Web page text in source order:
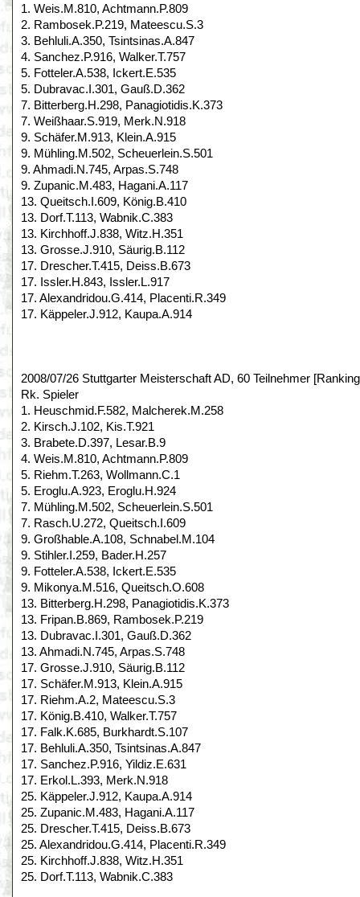
1. Weis.M.810, Achtmann.P.809
2. Rambosek.P.219, Mateescu.S.3
3. Behluli.A.350, Tsintsinas.A.847
4. Sanchez.P.916, Walker.T.757
5. Fotteler.A.538, Ickert.E.535
5. Dubravac.I.301, Gauß.D.362
7. Bitterberg.H.298, Panagiotidis.K.373
7. Weißhaar.S.919, Merk.N.918
9. Schäfer.M.913, Klein.A.915
9. Mühling.M.502, Scheuerlein.S.501
9. Ahmadi.N.745, Arpas.S.748
9. Zupanic.M.483, Hagani.A.117
13. Queitsch.I.609, König.B.410
13. Dorf.T.113, Wabnik.C.383
13. Kirchhoff.J.838, Witz.H.351
13. Grosse.J.910, Säurig.B.112
17. Drescher.T.415, Deiss.B.673
17. Issler.H.843, Issler.L.917
17. Alexandridou.G.414, Placenti.R.349
17. Käppeler.J.912, Kaupa.A.914
2008/07/26 Stuttgarter Meisterschaft AD, 60 Teilnehmer
Rk. Spieler
1. Heuschmid.F.582, Malcherek.M.258
2. Kirsch.J.102, Kis.T.921
3. Brabete.D.397, Lesar.B.9
4. Weis.M.810, Achtmann.P.809
5. Riehm.T.263, Wollmann.C.1
5. Eroglu.A.923, Eroglu.H.924
7. Mühling.M.502, Scheuerlein.S.501
7. Rasch.U.272, Queitsch.I.609
9. Großhable.A.108, Schnabel.M.104
9. Stihler.I.259, Bader.H.257
9. Fotteler.A.538, Ickert.E.535
9. Mikonya.M.516, Queitsch.O.608
13. Bitterberg.H.298, Panagiotidis.K.373
13. Fripan.B.869, Rambosek.P.219
13. Dubravac.I.301, Gauß.D.362
13. Ahmadi.N.745, Arpas.S.748
17. Grosse.J.910, Säurig.B.112
17. Schäfer.M.913, Klein.A.915
17. Riehm.A.2, Mateescu.S.3
17. König.B.410, Walker.T.757
17. Falk.K.685, Burkhardt.S.107
17. Behluli.A.350, Tsintsinas.A.847
17. Sanchez.P.916, Yildiz.E.631
17. Erkol.L.393, Merk.N.918
25. Käppeler.J.912, Kaupa.A.914
25. Zupanic.M.483, Hagani.A.117
25. Drescher.T.415, Deiss.B.673
25. Alexandridou.G.414, Placenti.R.349
25. Kirchhoff.J.838, Witz.H.351
25. Dorf.T.113, Wabnik.C.383